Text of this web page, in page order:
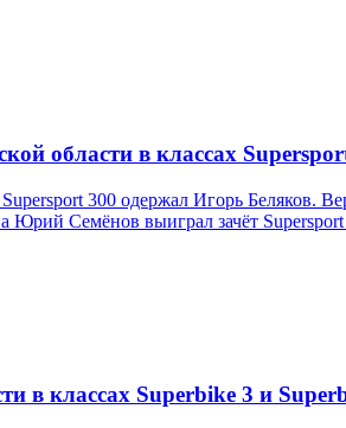
области в классах
300 одержал Игорь Беляков.
Юрий Семёнов выиграл зачёт
в классах Superbike 3 и